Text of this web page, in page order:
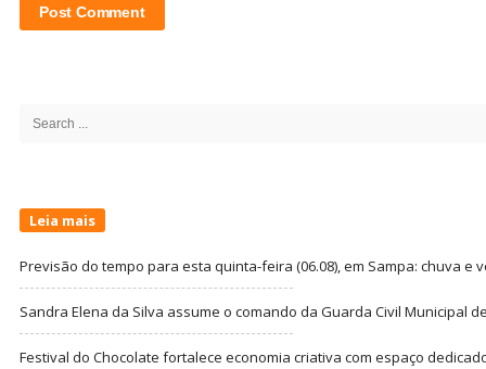
Search
Leia mais
Previsão do tempo para esta quinta-feira (06.08), em Sampa: chuva e
Sandra Elena da Silva assume o comando da Guarda Civil Municipal
Festival do Chocolate fortalece economia criativa com espaço